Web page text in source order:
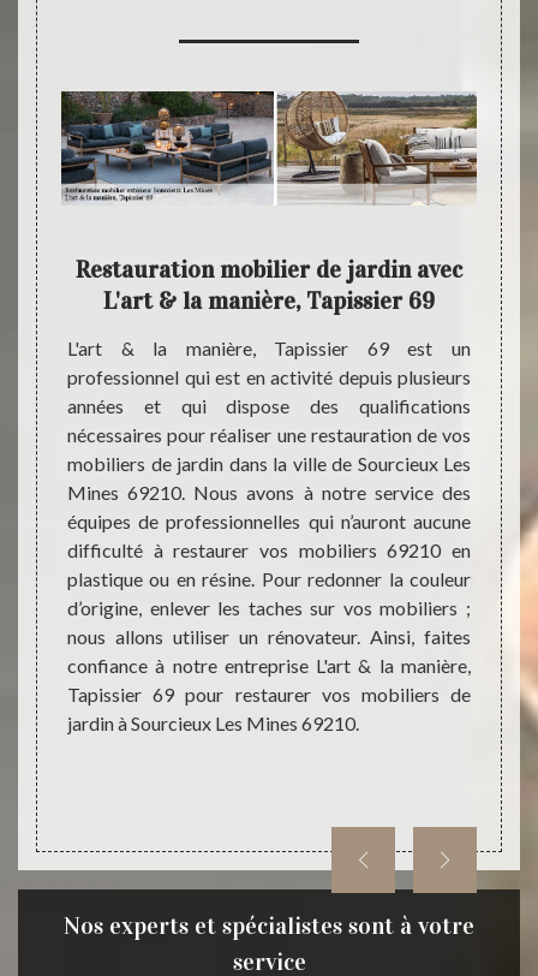
vos
au
les
Restauration mobilier de jardin avec
L'art & la manière, Tapissier 69
L'art & la manière, Tapissier 69 est un
professionnel qui est en activité depuis plusieurs
années et qui dispose des qualifications
nécessaires pour réaliser une restauration de vos
mobiliers de jardin dans la ville de Sourcieux Les
Mines 69210. Nous avons à notre service des
équipes de professionnelles qui n’auront aucune
difficulté à restaurer vos mobiliers 69210 en
plastique ou en résine. Pour redonner la couleur
d’origine, enlever les taches sur vos mobiliers ;
nous allons utiliser un rénovateur. Ainsi, faites
confiance à notre entreprise L'art & la manière,
Tapissier 69 pour restaurer vos mobiliers de
jardin à Sourcieux Les Mines 69210.
Le
vous
la
fera
Nos experts et spécialistes sont à votre
service